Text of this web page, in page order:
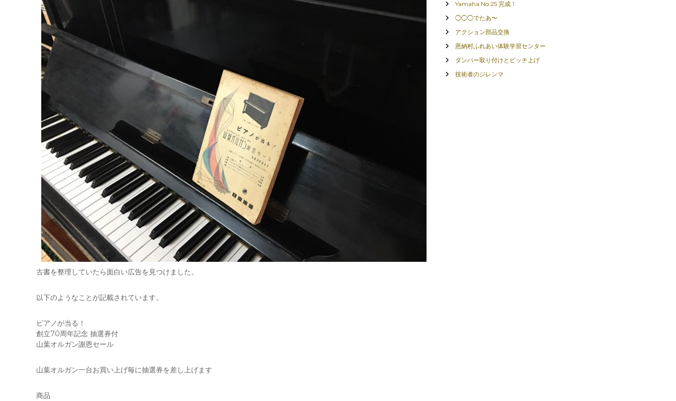
古書を整理していたら面白い広告を見つけました。
以下のようなことが記載されています。
ピアノが当る！
創立70周年記念 抽選券付
山葉オルガン謝恩セール
山葉オルガン一台お買い上げ毎に抽選券を差し上げます
商品
Yamaha No.25 完成！
◯◯◯でたあ〜
アクション部品交換
恩納村ふれあい体験学習センター
ダンパー取り付けとピッチ上げ
技術者のジレンマ